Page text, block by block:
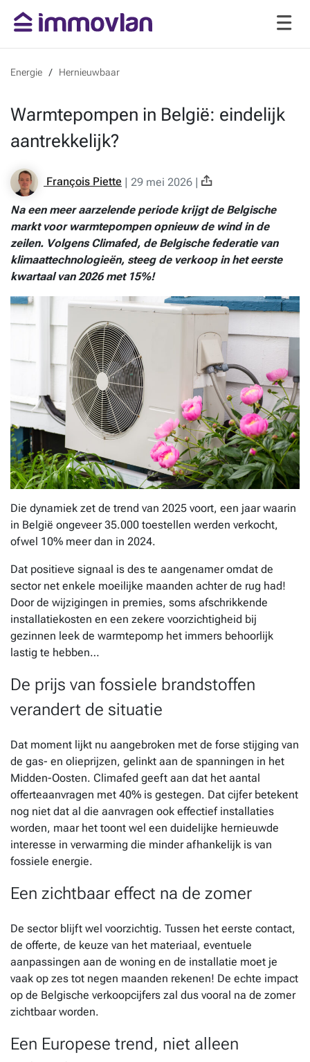
Energie Hernieuwbaar
Warmtepompen in België: eindelijk
aantrekkelijk?
François Piette | 29 mei 2026 |
Na een meer aarzelende periode krijgt de Belgische
markt voor warmtepompenopnieuw de wind in de
zeilen. Volgens Climafed, de Belgische federatie van
klimaattechnologieën, steeg de verkoop in het eerste
kwartaal van 2026 met 15%!
Die dynamiek zet de trend van 2025 voort, een jaar waarin
in België ongeveer 35.000 toestellen werden verkocht,
ofwel 10% meer dan in 2024.
Dat positieve signaal is des te aangenamer omdat de
sector net enkele moeilijke maanden achter de rug had!
Door de wijzigingen in premies, soms afschrikkende
installatiekosten en een zekere voorzichtigheid bij
gezinnen leek de warmtepomp het immers behoorlijk
lastig te hebben…
De prijs van fossiele brandstoffen
verandert de situatie
Dat moment lijkt nu aangebroken met de forse stijging van
de gas- en olieprijzen, gelinkt aan de spanningen in het
Midden-Oosten. Climafed geeft aan dat het aantal
offerteaanvragen met 40% is gestegen. Dat cijfer betekent
nog niet dat al die aanvragen ook effectief installaties
worden, maar het toont wel een duidelijke hernieuwde
interesse in verwarming die minder afhankelijk is van
fossiele energie.
Een zichtbaar effect na de zomer
De sector blijft wel voorzichtig. Tussen het eerste contact,
de offerte, de keuze van het materiaal, eventuele
aanpassingen aan de woning en de installatie moet je
vaak op zes tot negen maanden rekenen! De echte impact
op de Belgische verkoopcijfers zal dus vooral na de zomer
zichtbaar worden.
Een Europese trend, niet alleen